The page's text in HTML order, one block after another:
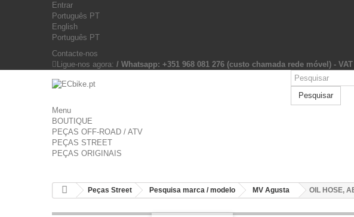
Entrar
Português PT
English
Português PT
Contacte-nos
Ligue-nos agora: / Whatsapp: +351 968 081 276 (custo chamada rede móvel) -
Pesquisar
Menu
BOUTIQUE
PEÇAS OFF-ROAD / ATV
PEÇAS STREET
PEÇAS ORIGINAIS
Peças Street Pesquisa marca / modelo MV Agusta OIL HOSE,